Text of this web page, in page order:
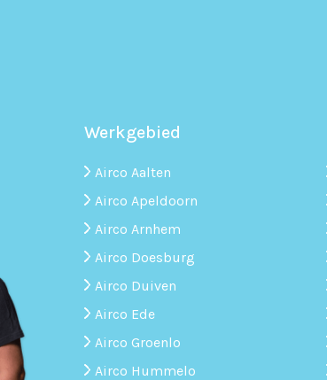
Werkgebied
Airco Aalten
Airco Apeldoorn
Airco Arnhem
Airco Doesburg
Airco Duiven
Airco Ede
Airco Groenlo
Airco Hummelo